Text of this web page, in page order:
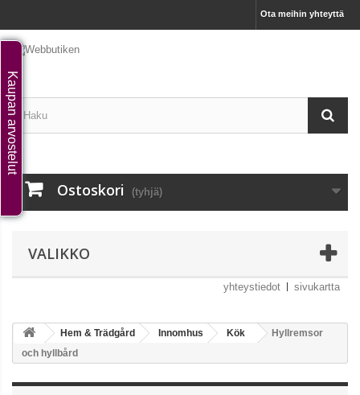
Ota meihin yhteyttä
Ostoskori (tyhjä)
VALIKKO
yhteystiedot sivukartta
Hem & Trädgård Innomhus Kök
Hyllremsor
och hyllbård
Kaupan arvostelut